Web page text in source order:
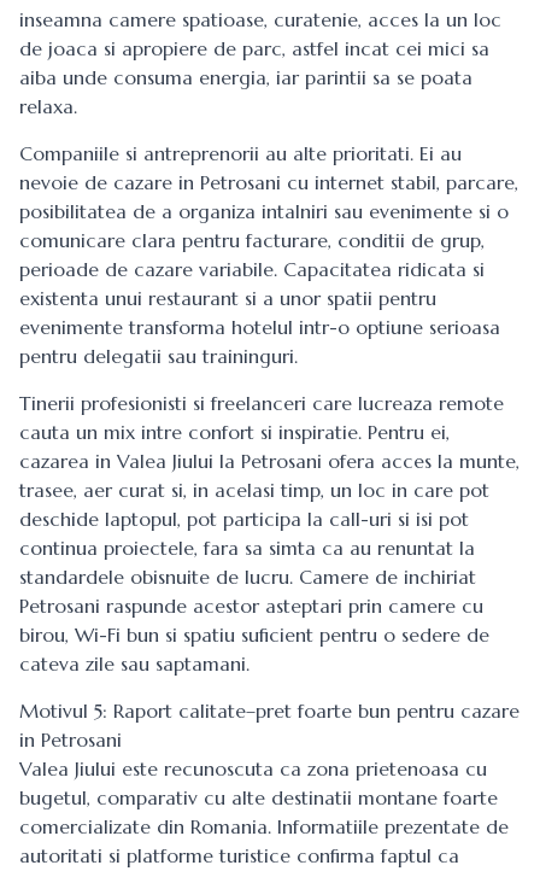
inseamna camere spatioase, curatenie, acces la un loc
de joaca si apropiere de parc, astfel incat cei mici sa
aiba unde consuma energia, iar parintii sa se poata
relaxa.
Companiile si antreprenorii au alte prioritati. Ei au
nevoie de cazare in Petrosani cu internet stabil, parcare,
posibilitatea de a organiza intalniri sau evenimente si o
comunicare clara pentru facturare, conditii de grup,
perioade de cazare variabile. Capacitatea ridicata si
existenta unui restaurant si a unor spatii pentru
evenimente transforma hotelul intr-o optiune serioasa
pentru delegatii sau traininguri.
Tinerii profesionisti si freelanceri care lucreaza remote
cauta un mix intre confort si inspiratie. Pentru ei,
cazarea in Valea Jiului la Petrosani ofera acces la munte,
trasee, aer curat si, in acelasi timp, un loc in care pot
deschide laptopul, pot participa la call-uri si isi pot
continua proiectele, fara sa simta ca au renuntat la
standardele obisnuite de lucru. Camere de inchiriat
Petrosani raspunde acestor asteptari prin camere cu
birou, Wi-Fi bun si spatiu suficient pentru o sedere de
cateva zile sau saptamani.
Motivul 5: Raport calitate–pret foarte bun pentru cazare
in Petrosani
Valea Jiului este recunoscuta ca zona prietenoasa cu
bugetul, comparativ cu alte destinatii montane foarte
comercializate din Romania. Informatiile prezentate de
autoritati si platforme turistice confirma faptul ca